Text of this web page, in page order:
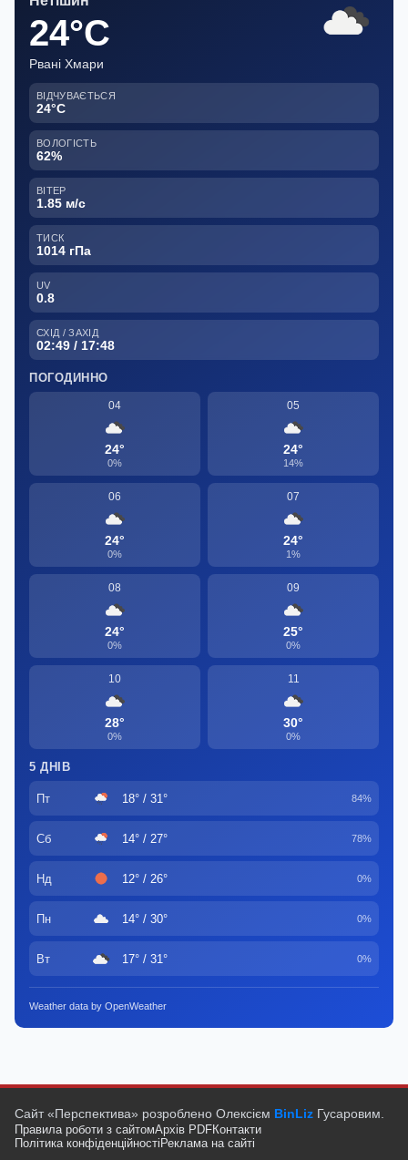
24°C
Рвані Хмари
ВІДЧУВАЄТЬСЯ
24°C
ВОЛОГІСТЬ
62%
ВІТЕР
1.85 м/с
ТИСК
1014 гПа
UV
0.8
СХІД / ЗАХІД
02:49 / 17:48
ПОГОДИННО
04
24°
0%
05
24°
14%
06
24°
0%
07
24°
1%
08
24°
0%
09
25°
0%
10
28°
0%
11
30°
0%
5 ДНІВ
Пт 18° / 31° 84%
Сб 14° / 27° 78%
Нд 12° / 26° 0%
Пн 14° / 30° 0%
Вт 17° / 31° 0%
Weather data by OpenWeather
Сайт «Перспектива» розроблено Олексієм BinLiz Гусаровим.
Правила роботи з сайтомАрхів PDFКонтакти
Політика конфіденційності Реклама на сайті